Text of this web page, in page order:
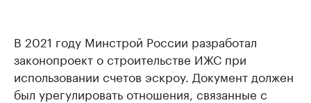
В 2021 году Минстрой России разработал
законопроект о строительстве ИЖС при
использовании счетов эскроу. Документ должен
был урегулировать отношения, связанные с